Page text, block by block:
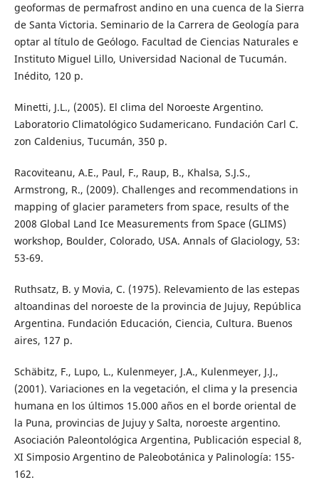
geoformas de permafrost andino en una cuenca de la Sierra
de Santa Victoria. Seminario de la Carrera de Geología para
optar al título de Geólogo. Facultad de Ciencias Naturales e
Instituto Miguel Lillo, Universidad Nacional de Tucumán.
Inédito, 120 p.
Minetti, J.L., (2005). El clima del Noroeste Argentino.
Laboratorio Climatológico Sudamericano. Fundación Carl C.
zon Caldenius, Tucumán, 350 p.
Racoviteanu, A.E., Paul, F., Raup, B., Khalsa, S.J.S.,
Armstrong, R., (2009). Challenges and recommendations in
mapping of glacier parameters from space, results of the
2008 Global Land Ice Measurements from Space (GLIMS)
workshop, Boulder, Colorado, USA. Annals of Glaciology, 53:
53-69.
Ruthsatz, B. y Movia, C. (1975). Relevamiento de las estepas
altoandinas del noroeste de la provincia de Jujuy, República
Argentina. Fundación Educación, Ciencia, Cultura. Buenos
aires, 127 p.
Schäbitz, F., Lupo, L., Kulenmeyer, J.A., Kulenmeyer, J.J.,
(2001). Variaciones en la vegetación, el clima y la presencia
humana en los últimos 15.000 años en el borde oriental de
la Puna, provincias de Jujuy y Salta, noroeste argentino.
Asociación Paleontológica Argentina, Publicación especial 8,
XI Simposio Argentino de Paleobotánica y Palinología: 155-
162.